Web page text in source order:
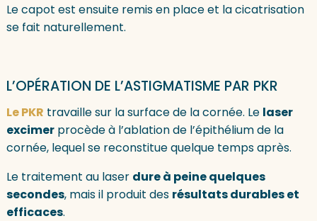
Le capot est ensuite remis en place et la cicatrisation
se fait naturellement.
L’OPÉRATION DE L’ASTIGMATISME PAR PKR
Le PKR travaille sur la surface de la cornée. Le laser
excimerprocède à l’ablation de l’épithélium de la
cornée, lequel se reconstitue quelque temps après.
Le traitement au laser dure à peine quelques
secondes, mais il produit des résultats durables et
efficaces.